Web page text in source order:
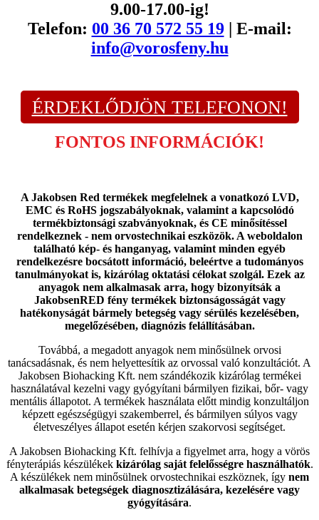
9.00-17.00-ig!
Telefon: 00 36 70 572 55 19| E-mail:
info@vorosfeny.hu
ÉRDEKLŐDJÖN TELEFONON!
FONTOS INFORMÁCIÓK!
A Jakobsen Red termékek megfelelnek a vonatkozó LVD,
EMC és RoHS jogszabályoknak, valamint a kapcsolódó
termékbiztonsági szabványoknak, és CE minősítéssel
rendelkeznek - nem orvostechnikai eszközök. A weboldalon
található kép- és hanganyag, valamint minden egyéb
rendelkezésre bocsátott információ, beleértve a tudományos
tanulmányokat is, kizárólag oktatási célokat szolgál. Ezek az
anyagok nem alkalmasak arra, hogy bizonyítsák a
JakobsenRED fény termékek biztonságosságát vagy
hatékonyságát bármely betegség vagy sérülés kezelésében,
megelőzésében, diagnózis felállításában.
Továbbá, a megadott anyagok nem minősülnek orvosi
tanácsadásnak, és nem helyettesítik az orvossal való konzultációt. A
Jakobsen Biohacking Kft. nem szándékozik kizárólag termékei
használatával kezelni vagy gyógyítani bármilyen fizikai, bőr- vagy
mentális állapotot. A termékek használata előtt mindig konzultáljon
képzett egészségügyi szakemberrel, és bármilyen súlyos vagy
életveszélyes állapot esetén kérjen szakorvosi segítséget.
A Jakobsen Biohacking Kft. felhívja a figyelmet arra, hogy a vörös
fényterápiás készülékek kizárólag saját felelősségre használhatók.
A készülékek nem minősülnek orvostechnikai eszköznek, így nem
alkalmasak betegségek diagnosztizálására, kezelésére vagy
gyógyítására.